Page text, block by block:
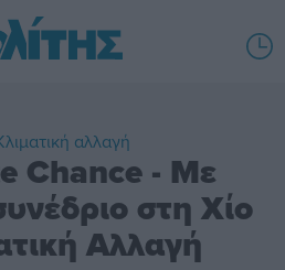
αλλαγή
Chance - Με
στη Χίο
Αλλαγή